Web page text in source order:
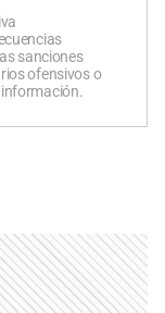
sanciones
ofensivos o